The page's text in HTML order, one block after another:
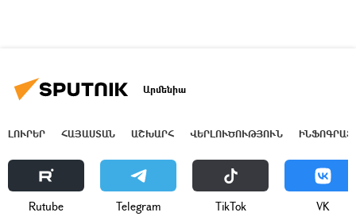
Արմենիա
ԼՈՒՐԵՐ ՀԱՅԱՍՏԱՆ ԱՇԽԱՐՀ ՎԵՐԼՈՒԾՈՒԹՅՈՒՆ
Rutube Telegram ТikТоk VK